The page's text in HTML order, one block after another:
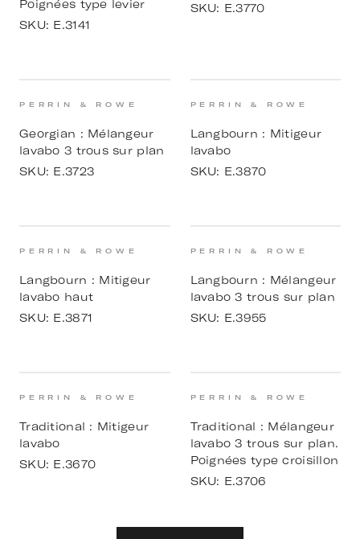
Poignées type levier
SKU: E.3141
SKU: E.3770
PERRIN & ROWE
Georgian : Mélangeur
lavabo 3 trous sur plan
SKU: E.3723
PERRIN & ROWE
Langbourn : Mitigeur
lavabo
SKU: E.3870
PERRIN & ROWE
Langbourn : Mitigeur
lavabo haut
SKU: E.3871
PERRIN & ROWE
Langbourn : Mélangeur
lavabo 3 trous sur plan
SKU: E.3955
PERRIN & ROWE
Traditional : Mitigeur
lavabo
SKU: E.3670
PERRIN & ROWE
Traditional : Mélangeur
lavabo 3 trous sur plan.
Poignées type croisillon
SKU: E.3706